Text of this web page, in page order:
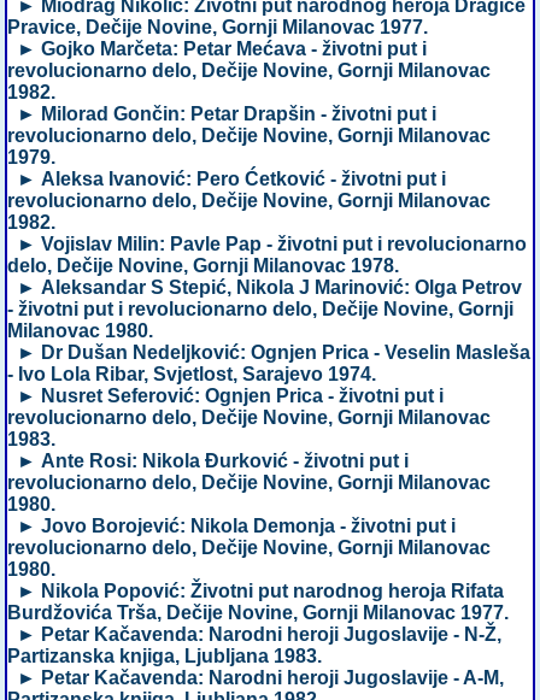
► Miodrag Nikolić: Životni put narodnog heroja Dragice
Pravice, Dečije Novine, Gornji Milanovac 1977.
► Gojko Marčeta: Petar Mećava - životni put i
revolucionarno delo, Dečije Novine, Gornji Milanovac
1982.
► Milorad Gončin: Petar Drapšin - životni put i
revolucionarno delo, Dečije Novine, Gornji Milanovac
1979.
► Aleksa Ivanović: Pero Ćetković - životni put i
revolucionarno delo, Dečije Novine, Gornji Milanovac
1982.
► Vojislav Milin: Pavle Pap - životni put i revolucionarno
delo, Dečije Novine, Gornji Milanovac 1978.
► Aleksandar S Stepić, Nikola J Marinović: Olga Petrov
- životni put i revolucionarno delo, Dečije Novine, Gornji
Milanovac 1980.
► Dr Dušan Nedeljković: Ognjen Prica - Veselin Masleša
- Ivo Lola Ribar, Svjetlost, Sarajevo 1974.
► Nusret Seferović: Ognjen Prica - životni put i
revolucionarno delo, Dečije Novine, Gornji Milanovac
1983.
► Ante Rosi: Nikola Đurković - životni put i
revolucionarno delo, Dečije Novine, Gornji Milanovac
1980.
► Jovo Borojević: Nikola Demonja - životni put i
revolucionarno delo, Dečije Novine, Gornji Milanovac
1980.
► Nikola Popović: Životni put narodnog heroja Rifata
Burdžovića Trša, Dečije Novine, Gornji Milanovac 1977.
► Petar Kačavenda: Narodni heroji Jugoslavije - N-Ž,
Partizanska knjiga, Ljubljana 1983.
► Petar Kačavenda: Narodni heroji Jugoslavije - A-M,